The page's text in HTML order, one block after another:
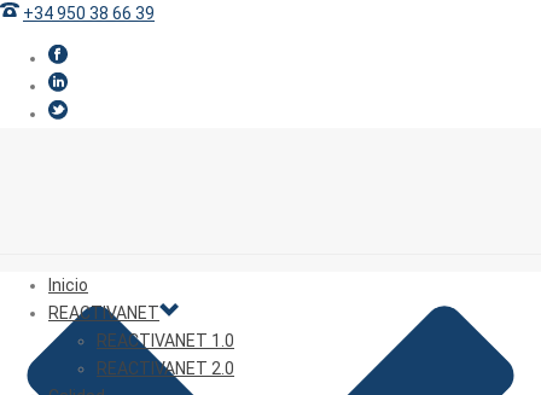
+34 950 38 66 39
Inicio
REACTIVANET
REACTIVANET 1.0
REACTIVANET 2.0